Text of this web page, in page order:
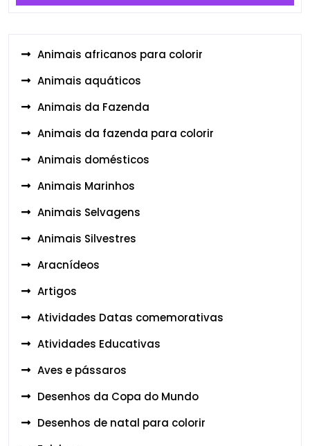
Animais africanos para colorir
Animais aquáticos
Animais da Fazenda
Animais da fazenda para colorir
Animais domésticos
Animais Marinhos
Animais Selvagens
Animais Silvestres
Aracnídeos
Artigos
Atividades Datas comemorativas
Atividades Educativas
Aves e pássaros
Desenhos da Copa do Mundo
Desenhos de natal para colorir